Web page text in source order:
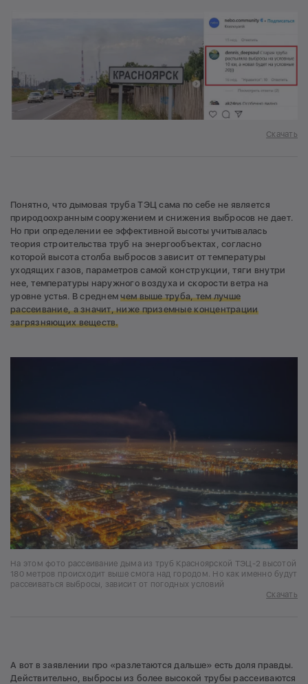
Скачать
Понятно, что дымовая труба ТЭЦ сама по себе не является
природоохранным сооружением и снижения выбросов не дает.
Но при определении ее эффективной высоты учитывалась
теория строительства труб на энергообъектах, согласно
которой высота столба выбросов зависит от температуры
уходящих газов, параметров самой конструкции, тяги внутри
нее, температуры наружного воздуха и скорости ветра на
уровне устья. В среднемчем выше труба, тем лучше
рассеивание, а значит, ниже приземные концентрации
загрязняющих веществ.
На этом фото рассеивание дыма из труб Красноярской ТЭЦ-2 высотой
180 метров происходит выше смога над городом. Но как именно будут
рассеиваться выбросы, зависит от погодных условий
Скачать
А вот в заявлении про «разлетаются дальше» есть доля правды.
Действительно, выбросы из более высокой трубы рассеиваются